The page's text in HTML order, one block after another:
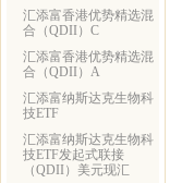
汇添富香港优势精选混
合（QDII）C
汇添富香港优势精选混
合（QDII）A
汇添富纳斯达克生物科
技ETF
汇添富纳斯达克生物科
技ETF发起式联接
（QDII）美元现汇